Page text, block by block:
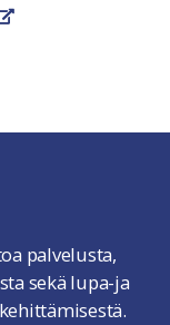
linkki avautuu uuteen
palvelusta,
sekä lupa-ja